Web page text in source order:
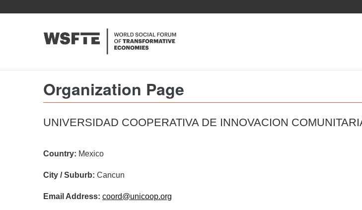
Organization Page
UNIVERSIDAD COOPERATIVA DE INNOVACION
Country: Mexico
City / Suburb: Cancun
Email Address: coord@unicoop.org